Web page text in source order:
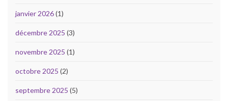
janvier 2026(1)
décembre 2025 (3)
novembre 2025 (1)
octobre 2025 (2)
septembre 2025 (5)